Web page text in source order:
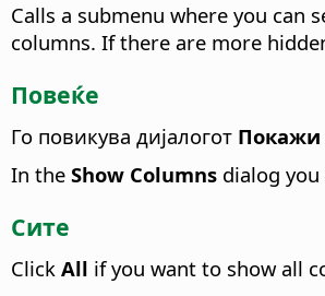
Calls a submenu where you can
columns. If there are more
Повеќе
Го повикува дијалогот Покажи
In the Show Columns dialog
Сите
Click All if you want to show all